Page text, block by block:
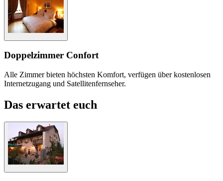
Doppelzimmer Confort
Alle Zimmer bieten höchsten Komfort, verfügen über kostenlosen
Internetzugang und Satellitenfernseher.
Das erwartet euch